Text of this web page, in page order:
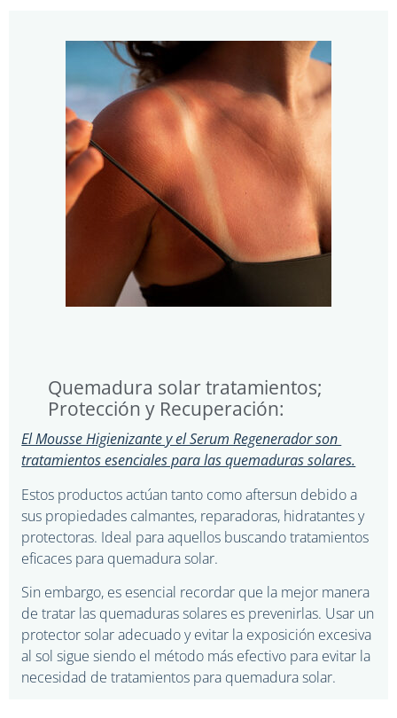
Quemadura solar tratamientos;
Protección y Recuperación:
El Mousse Higienizante y el Serum Regenerador son
tratamientos esenciales para las quemaduras solares.
Estos productos actúan tanto como aftersun debido a
sus propiedades calmantes, reparadoras, hidratantes y
protectoras. Ideal para aquellos buscando tratamientos
eficaces para quemadura solar.
Sin embargo, es esencial recordar que la mejor manera
de tratar las quemaduras solares es prevenirlas. Usar un
protector solar adecuado y evitar la exposición excesiva
al sol sigue siendo el método más efectivo para evitar la
necesidad de tratamientos para quemadura solar.